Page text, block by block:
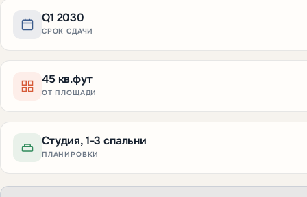
Q1 2030
СРОК СДАЧИ
45 кв.фут
ОТ ПЛОЩАДИ
Студия, 1-3 спальни
ПЛАНИРОВКИ